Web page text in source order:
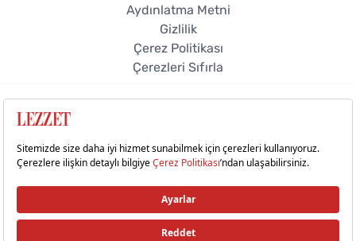
Aydınlatma Metni
Gizlilik
Çerez Politikası
Çerezleri Sıfırla
© 2026 Lezzet Online. Tüm hakları saklıdır.